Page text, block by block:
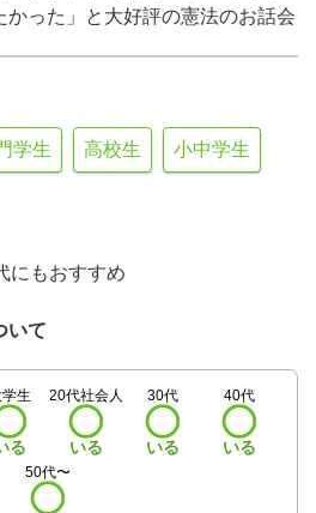
った」と大好評の憲法のお話会
学生 高校生 小中学生
にもおすすめ
いて
生
る
20代社会人
いる
30代
いる
40代
いる
50代〜